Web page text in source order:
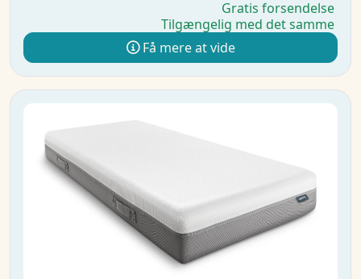
Gratis forsendelse
Tilgængelig med det samme
Få mere at vide